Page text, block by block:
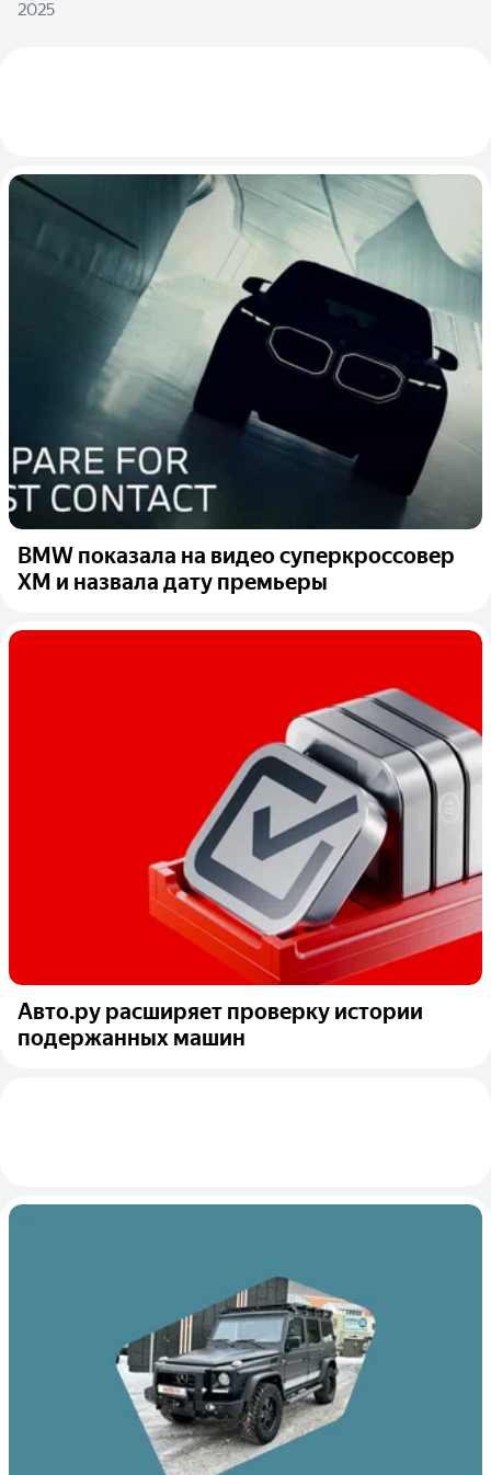
2025
BMW показала на видео суперкроссовер
XM и назвала дату премьеры
Авто.ру расширяет проверку истории
подержанных машин